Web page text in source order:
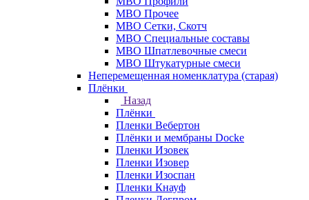
МВО Прочее
МВО Сетки, Скотч
МВО Специальные составы
МВО Шпатлевочные смеси
МВО Штукатурные смеси
Неперемещенная номенклатура (старая)
Плёнки
Назад
Плёнки
Пленки Вебертон
Плёнки и мембраны Docke
Пленки Изовек
Пленки Изовер
Пленки Изоспан
Пленки Кнауф